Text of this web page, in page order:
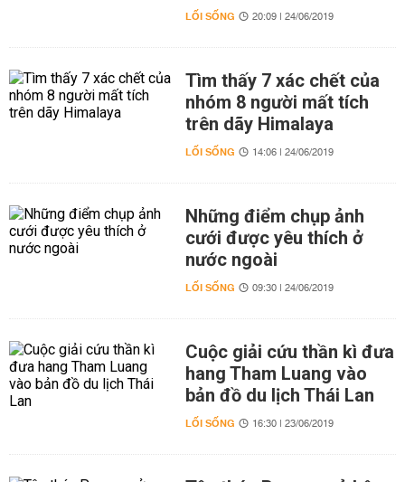
LỐI SỐNG 20:09 | 24/06/2019
Tìm thấy 7 xác chết của
nhóm 8 người mất tích
trên dãy Himalaya
LỐI SỐNG 14:06 | 24/06/2019
Những điểm chụp ảnh
cưới được yêu thích ở
nước ngoài
LỐI SỐNG 09:30 | 24/06/2019
Cuộc giải cứu thần kì đưa
hang Tham Luang vào
bản đồ du lịch Thái Lan
LỐI SỐNG 16:30 | 23/06/2019